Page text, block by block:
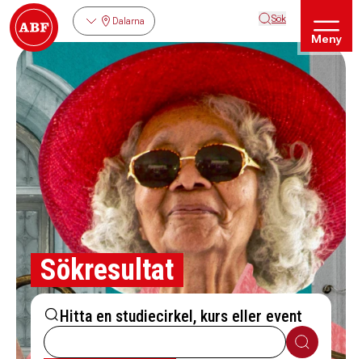
Dalarna Sök
Meny
Sökresultat
Hitta en studiecirkel, kurs eller event
Sök